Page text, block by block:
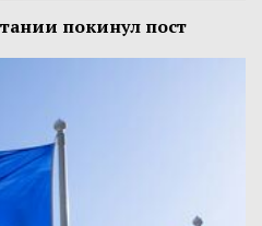
покинул пост